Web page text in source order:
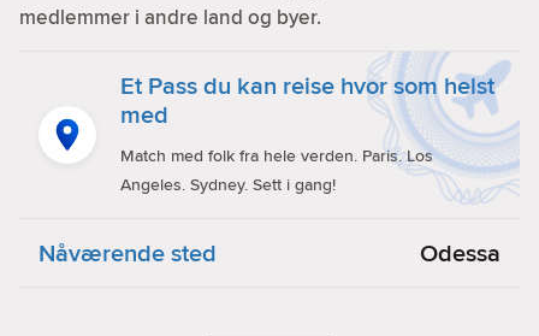
medlemmer i andre land og byer.
Et Pass du kan reise hvor som helst
med
Match med folk fra hele verden. Paris. Los
Angeles. Sydney. Sett i gang!
Nåværende sted Odessa